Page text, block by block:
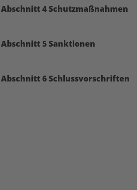
Abschnitt 4 Schutzmaßnahmen
Abschnitt 5 Sanktionen
Abschnitt 6 Schlussvorschriften